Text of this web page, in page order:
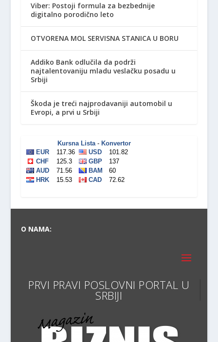
Viber: Postoji formula za bezbednije
digitalno porodično leto
OTVORENA MOL SERVISNA STANICA U BORU
Addiko Bank odlučila da podrži
najtalentovaniju mladu veslačku posadu u
Srbiji
Škoda je treći najprodavaniji automobil u
Evropi, a prvi u Srbiji
O NAMA:
PRVI PRAVI POSLOVNI